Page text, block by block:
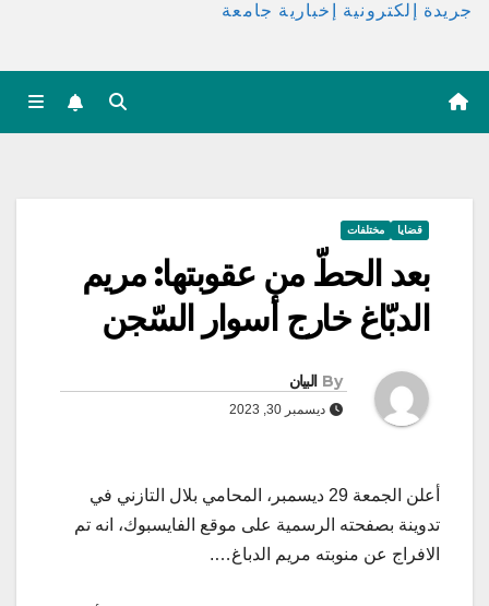
جريدة إلكترونية إخبارية جامعة
قضايا مختلفات
بعد الحطّ من عقوبتها: مريم
الدبّاغ خارج أسوار السّجن
By البيان
ديسمبر 30, 2023
أعلن الجمعة 29 ديسمبر، المحامي بلال التازني في
تدوينة بصفحته الرسمية على موقع الفايسبوك، انه تم
الافراج عن منوبته مريم الدباغ….